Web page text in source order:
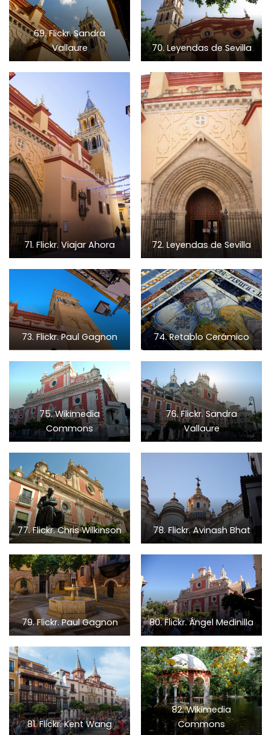
69. Flickr. Sandra
Vallaure
70. Leyendas de Sevilla
71. Flickr. Viajar Ahora 72. Leyendas de Sevilla
73. Flickr. Paul Gagnon 74. Retablo Cerámico
75. Wikimedia
Commons
76. Flickr. Sandra
Vallaure
77. Flickr. Chris Wilkinson 78. Flickr. Avinash Bhat
79. Flickr. Paul Gagnon 80. Flickr. Ángel Medinilla
81. Flickr. Kent Wang
82. Wikimedia
Commons